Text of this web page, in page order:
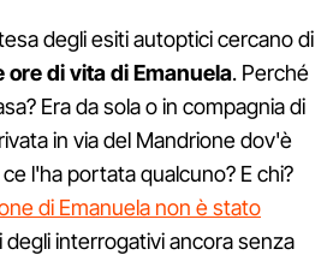
degli esiti autoptici cercano di
di vita di Emanuela. Perché
Era da sola o in compagnia di
in via del Mandrione dov'è
l'ha portata qualcuno? E chi?
di Emanuela non è stato
degli interrogativi ancora senza